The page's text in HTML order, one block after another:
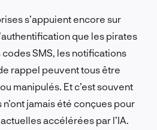
s’appuient encore sur
que les pirates
SMS, les notifications
rappel peuvent tous être
manipulés. Et c’est souvent
jamais été conçues pour
accélérées par l’IA.